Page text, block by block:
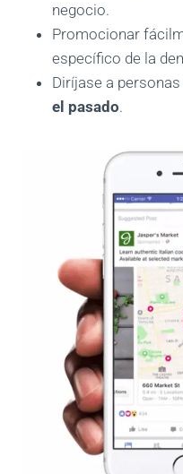
negocio.
Promocionar
específico de la
Diríjase a
el pasado.